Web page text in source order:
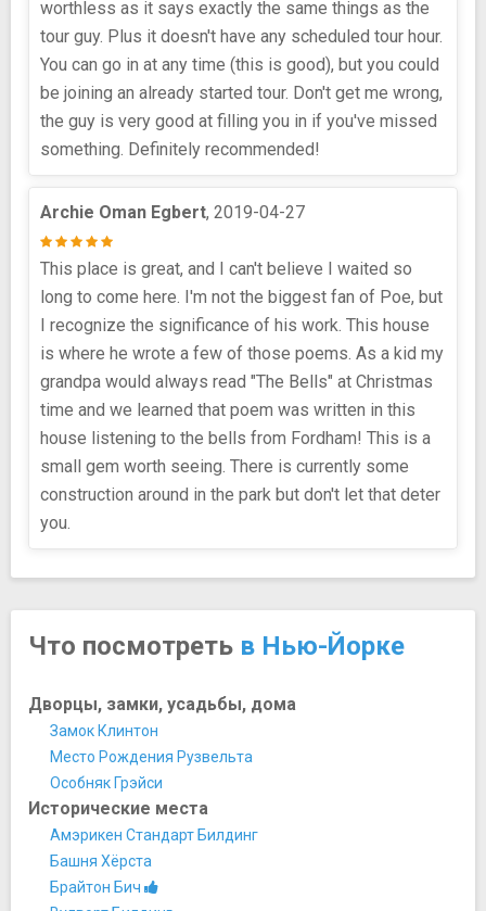
worthless as it says exactly the same things as the
tour guy. Plus it doesn't have any scheduled tour hour.
You can go in at any time (this is good), but you could
be joining an already started tour. Don't get me wrong,
the guy is very good at filling you in if you've missed
something. Definitely recommended!
Archie Oman Egbert, 2019-04-27
This place is great, and I can't believe I waited so
long to come here. I'm not the biggest fan of Poe, but
I recognize the significance of his work. This house
is where he wrote a few of those poems. As a kid my
grandpa would always read "The Bells" at Christmas
time and we learned that poem was written in this
house listening to the bells from Fordham! This is a
small gem worth seeing. There is currently some
construction around in the park but don't let that deter
you.
Что посмотреть в Нью-Йорке
Дворцы, замки, усадьбы, дома
Замок Клинтон
Место Рождения Рузвельта
Особняк Грэйси
Исторические места
Амэрикен Стандарт Билдинг
Башня Хёрста
Брайтон Бич